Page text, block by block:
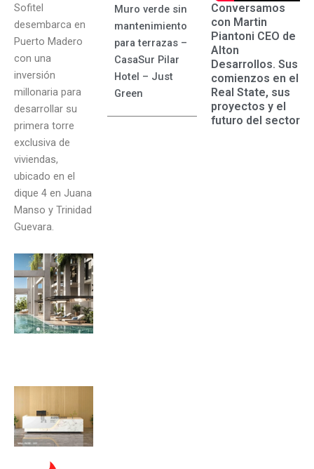
Sofitel
desembarca en
Puerto Madero
con una
inversión
millonaria para
desarrollar su
primera torre
exclusiva de
viviendas,
ubicado en el
dique 4 en Juana
Manso y Trinidad
Guevara.
Muro verde sin
mantenimiento
para terrazas –
CasaSur Pilar
Hotel – Just
Green
Conversamos
con Martin
Piantoni CEO de
Alton
Desarrollos. Sus
comienzos en el
Real State, sus
proyectos y el
futuro del sector